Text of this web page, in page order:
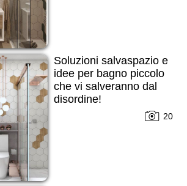
Soluzioni salvaspazio e
idee per bagno piccolo
che vi salveranno dal
disordine!
20